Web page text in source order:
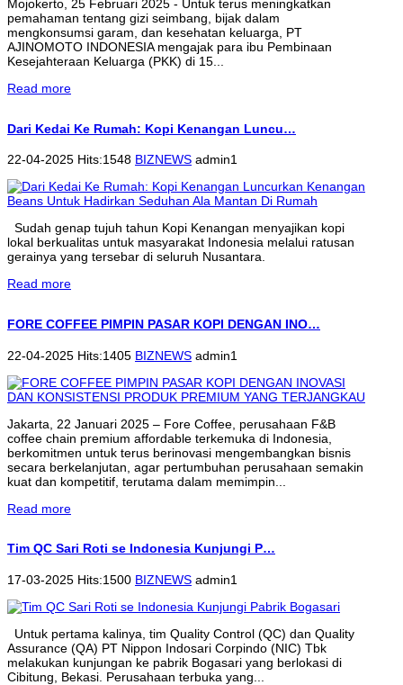
Mojokerto, 25 Februari 2025 - Untuk terus meningkatkan
pemahaman tentang gizi seimbang, bijak dalam
mengkonsumsi garam, dan kesehatan keluarga, PT
AJINOMOTO INDONESIA mengajak para ibu Pembinaan
Kesejahteraan Keluarga (PKK) di 15...
Read more
Dari Kedai Ke Rumah: Kopi Kenangan Luncu…
22-04-2025 Hits:1548 BIZNEWS admin1
Sudah genap tujuh tahun Kopi Kenangan menyajikan kopi
lokal berkualitas untuk masyarakat Indonesia melalui ratusan
gerainya yang tersebar di seluruh Nusantara.
Read more
FORE COFFEE PIMPIN PASAR KOPI DENGAN INO…
22-04-2025 Hits:1405 BIZNEWS admin1
Jakarta, 22 Januari 2025 – Fore Coffee, perusahaan F&B
coffee chain premium affordable terkemuka di Indonesia,
berkomitmen untuk terus berinovasi mengembangkan bisnis
secara berkelanjutan, agar pertumbuhan perusahaan semakin
kuat dan kompetitif, terutama dalam memimpin...
Read more
Tim QC Sari Roti se Indonesia Kunjungi P…
17-03-2025 Hits:1500 BIZNEWS admin1
Untuk pertama kalinya, tim Quality Control (QC) dan Quality
Assurance (QA) PT Nippon Indosari Corpindo (NIC) Tbk
melakukan kunjungan ke pabrik Bogasari yang berlokasi di
Cibitung, Bekasi. Perusahaan terbuka yang...